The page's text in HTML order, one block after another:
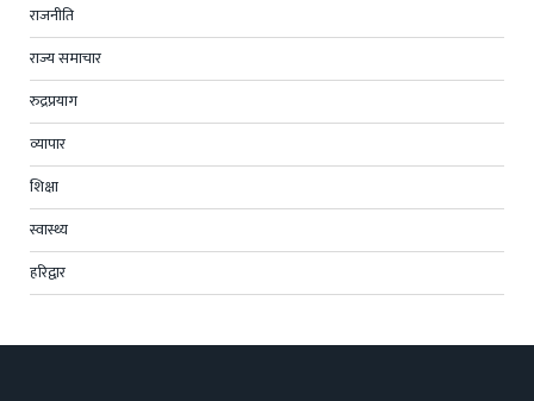
राजनीति
राज्य समाचार
रुद्रप्रयाग
व्यापार
शिक्षा
स्वास्थ्य
हरिद्वार